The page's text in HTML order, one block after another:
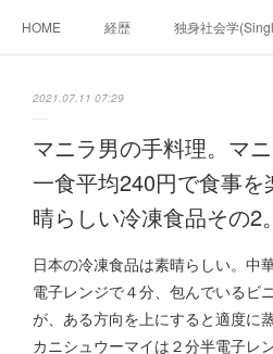
HOME 経歴 独身社会学
移動出来て、工場で作る建物。未来２１００研
フィリピンの問題点 フィリピンの歴
フィリピン経済談義 ファッションを
2021.07.11 07:29
マニラ男の手料理。マ
一食平均240円で食事
晴らしい冷凍食品その2。
日本の冷凍食品は素晴らしい。中
電子レンジで４分、包んでいるビ
が、ある方向を上にすると適度に
カニシュウーマイは２分半電子レ